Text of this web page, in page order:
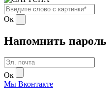
Ок
Напомнить пароль
Ок
Мы Вконтакте